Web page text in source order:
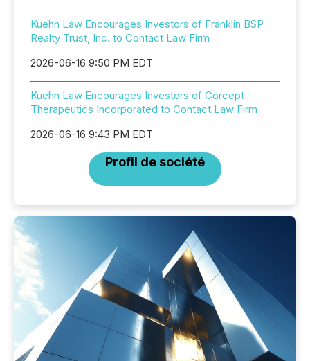
Kuehn Law Encourages Investors of Franklin BSP
Realty Trust, Inc. to Contact Law Firm
2026-06-16 9:50 PM EDT
Kuehn Law Encourages Investors of Corcept
Therapeutics Incorporated to Contact Law Firm
2026-06-16 9:43 PM EDT
Profil de société